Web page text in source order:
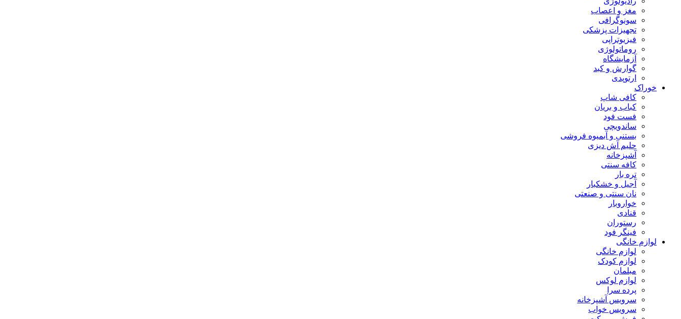
مغز و اعصاب
سونوگرافی
تجهیزات پزشکی
فیزیوتراپی
روماتولوژی
آزمایشگاه
گوارش و کبد
ارتوپدی
خوراک
کافی شاپ
کباب و بریان
فست فود
ساندویچی
بستنی و آبمیوه فروشی
حلیم آش دیزی
آشپزخانه
کافه سنتی
تره بار
آجیل و خشکبار
نان سنتی و صنعتی
خواروبار
قنادی
رستوران
فینگر فود
لوازم خانگی
لوازم خانگی
لوازم کودک
مبلمان
لوازم لوکس
پرده سرا
سرویس آشپزخانه
سرویس خواب